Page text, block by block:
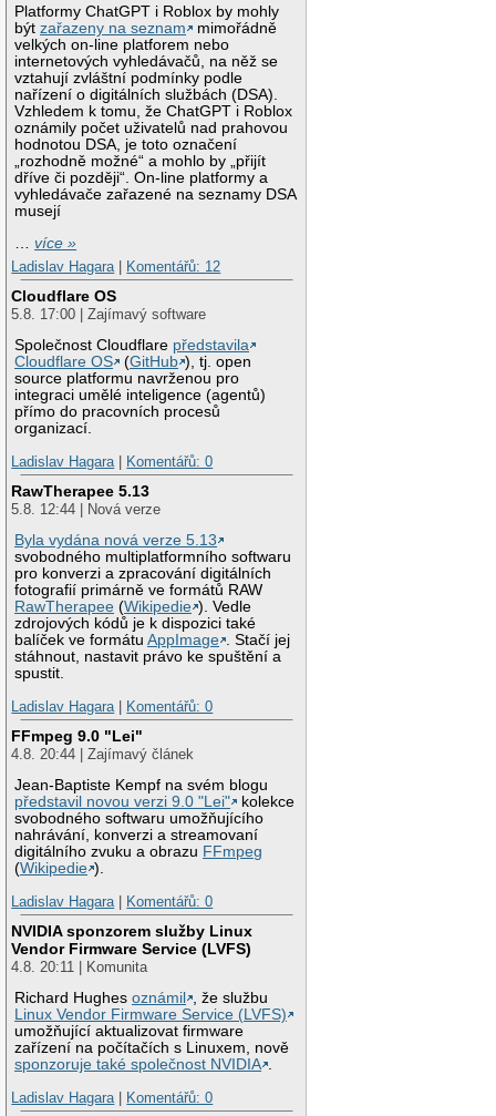
Platformy ChatGPT i Roblox by mohly
býtzařazeny na seznam
mimořádně
velkých on-line platforem nebo
internetových vyhledávačů, na něž se
vztahují zvláštní podmínky podle
nařízení o digitálních službách (DSA).
Vzhledem k tomu, že ChatGPT i Roblox
oznámily počet uživatelů nad prahovou
hodnotou DSA, je toto označení
„rozhodně možné“ a mohlo by „přijít
dříve či později“. On-line platformy a
vyhledávače zařazené na seznamy DSA
musejí
…více »
Ladislav Hagara| Komentářů: 12
Cloudflare OS
5.8. 17:00 | Zajímavý software
Společnost Cloudflare představila
Cloudflare OS
(GitHub ), tj. open
source platformu navrženou pro
integraci umělé inteligence (agentů)
přímo do pracovních procesů
organizací.
Ladislav Hagara| Komentářů: 0
RawTherapee 5.13
5.8. 12:44 | Nová verze
Byla vydána nová verze 5.13
svobodného multiplatformního softwaru
pro konverzi a zpracování digitálních
fotografií primárně ve formátů RAW
RawTherapee (Wikipedie ). Vedle
zdrojových kódů je k dispozici také
balíček ve formátuAppImage . Stačí jej
stáhnout, nastavit právo ke spuštění a
spustit.
Ladislav Hagara| Komentářů: 0
FFmpeg 9.0 "Lei"
4.8. 20:44 | Zajímavý článek
Jean-Baptiste Kempf na svém blogu
představil novou verzi 9.0 "Lei"
kolekce
svobodného softwaru umožňujícího
nahrávání, konverzi a streamovaní
digitálního zvuku a obrazu FFmpeg
(Wikipedie ).
Ladislav Hagara| Komentářů: 0
NVIDIA sponzorem služby Linux
Vendor Firmware Service (LVFS)
4.8. 20:11 | Komunita
Richard Hughesoznámil
, že službu
Linux Vendor Firmware Service (LVFS)
umožňující aktualizovat firmware
zařízení na počítačích s Linuxem, nově
sponzoruje také společnost NVIDIA .
Ladislav Hagara| Komentářů: 0